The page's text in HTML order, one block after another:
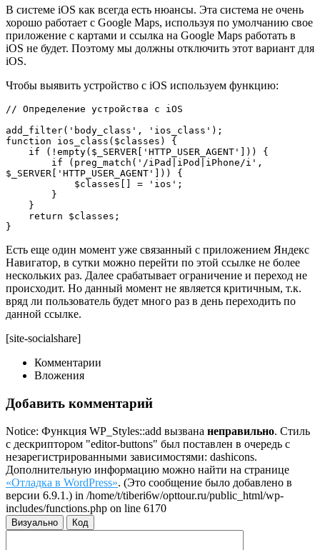
В системе iOS как всегда есть нюансы. Эта система не очень
хорошо работает с Google Maps, используя по умолчанию свое
приложение с картами и ссылка на Google Maps работать в
iOS не будет. Поэтому мы должны отключить этот вариант для
iOS.
Чтобы выявить устройство с iOS используем функцию:
// Определение устройства с iOS
add_filter('body_class', 'ios_class');
function ios_class($classes) {
$_SERVER['HTTP_USER_AGENT'])) {
}
Есть еще один момент уже связанный с приложением Яндекс
Навигатор, в сутки можно перейти по этой ссылке не более
нескольких раз. Далее срабатывает ограничение и переход не
происходит. Но данный момент не является критичным, т.к.
вряд ли пользователь будет много раз в день переходить по
данной ссылке.
[site-socialshare]
Комментарии
Вложения
Добавить комментарий
Notice: Функция WP_Styles::add вызвана неправильно. Стиль
с дескриптором "editor-buttons" был поставлен в очередь с
незарегистрированными зависимостями: dashicons.
Дополнительную информацию можно найти на странице
«Отладка в WordPress». (Это сообщение было добавлено в
версии 6.9.1.) in /home/t/tiberi6w/opttour.ru/public_html/wp-
includes/functions.php on line 6170
Визуально Код